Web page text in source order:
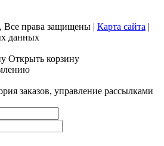
Все права защищены | Карта сайта |
данных
Открыть корзину
заказов, управление рассылками